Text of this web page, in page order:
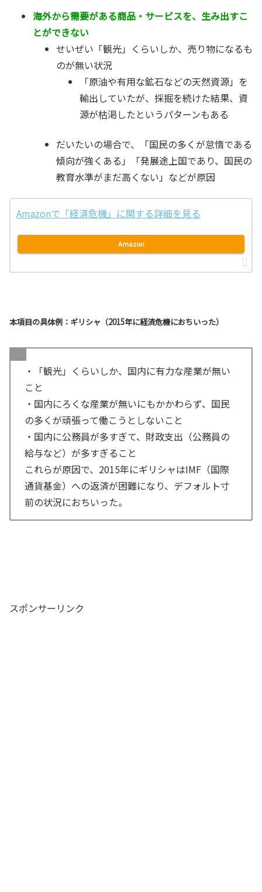
海外から需要がある商品・サービスを、生み出すこ
とができない
せいぜい「観光」くらいしか、売り物になるも
のが無い状況
「原油や有用な鉱石などの天然資源」を
輸出していたが、採掘を続けた結果、資
源が枯渇したというパターンもある
だいたいの場合で、
「国民の多くが怠惰である
傾向が強くある」「発展途上国であり、国民の
教育水準がまだ高くない」 などが原因
Amazonで「経済危機」に関する詳細を見る
Amazon
本項目の具体例：ギリシャ（2015年に経済危機におちいった）
・「観光」くらいしか、国内に有力な産業が無い
こと
・国内にろくな産業が無いにもかかわらず、国民
の多くが頑張って働こうとしないこと
・国内に公務員が多すぎて、財政支出（公務員の
給与など）が多すぎること
これらが原因で、2015年にギリシャはIMF（国際
通貨基金）への返済が困難になり、デフォルト寸
前の状況におちいった。
スポンサーリンク